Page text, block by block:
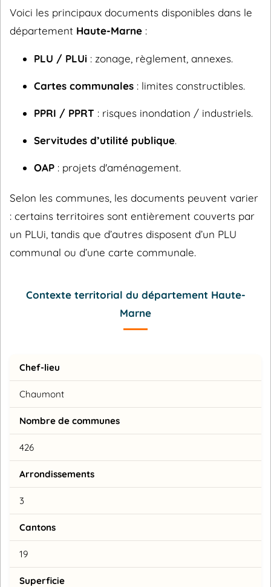
Voici les principaux documents disponibles dans le
département Haute-Marne :
PLU / PLUi : zonage, règlement, annexes.
Cartes communales : limites constructibles.
PPRI / PPRT : risques inondation / industriels.
Servitudes d’utilité publique.
OAP : projets d'aménagement.
Selon les communes, les documents peuvent varier
: certains territoires sont entièrement couverts par
un PLUi, tandis que d’autres disposent d’un PLU
communal ou d’une carte communale.
Contexte territorial du département Haute-
Marne
Chef-lieu
Chaumont
Nombre de communes
426
Arrondissements
3
Cantons
19
Superficie